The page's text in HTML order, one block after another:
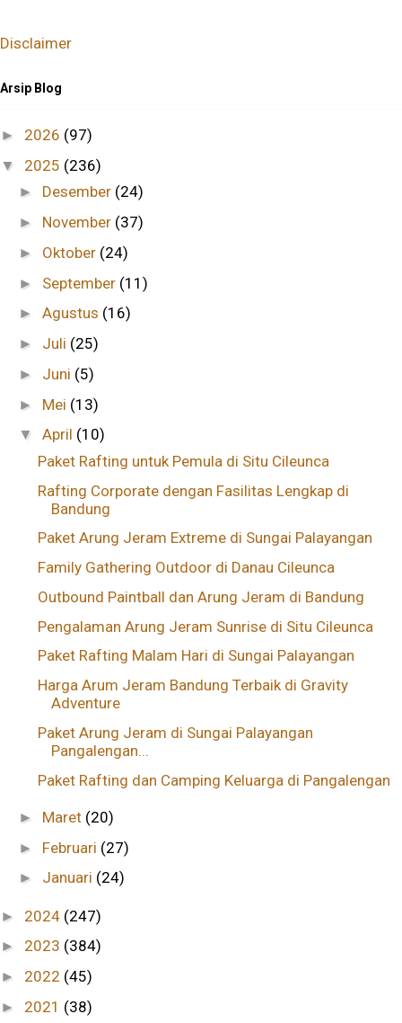
Disclaimer
Arsip Blog
► 2026 (97)
▼ 2025 (236)
► Desember (24)
► November (37)
► Oktober (24)
► September (11)
►Agustus (16)
► Juli (25)
► Juni (5)
► Mei (13)
▼April (10)
Paket Rafting untuk Pemula di Situ Cileunca
Rafting Corporate dengan Fasilitas Lengkap di
Bandung
Paket Arung Jeram Extreme di Sungai Palayangan
Family Gathering Outdoor di Danau Cileunca
Outbound Paintball dan Arung Jeram di Bandung
Pengalaman Arung Jeram Sunrise di Situ Cileunca
Paket Rafting Malam Hari di Sungai Palayangan
Harga Arum Jeram Bandung Terbaik di Gravity
Adventure
Paket Arung Jeram di Sungai Palayangan
Pangalengan...
Paket Rafting dan Camping Keluarga di Pangalengan
► Maret (20)
► Februari (27)
► Januari (24)
► 2024 (247)
► 2023 (384)
► 2022 (45)
► 2021 (38)